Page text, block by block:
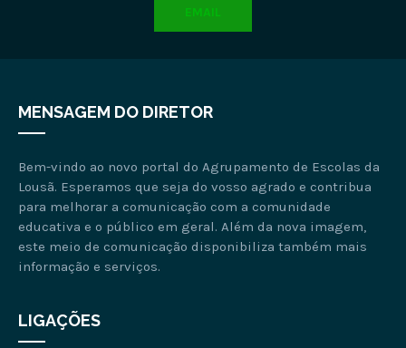
EMAIL
MENSAGEM DO DIRETOR
Bem-vindo ao novo portal do Agrupamento de Escolas da
Lousã. Esperamos que seja do vosso agrado e contribua
para melhorar a comunicação com a comunidade
educativa e o público em geral. Além da nova imagem,
este meio de comunicação disponibiliza também mais
informação e serviços.
LIGAÇÕES